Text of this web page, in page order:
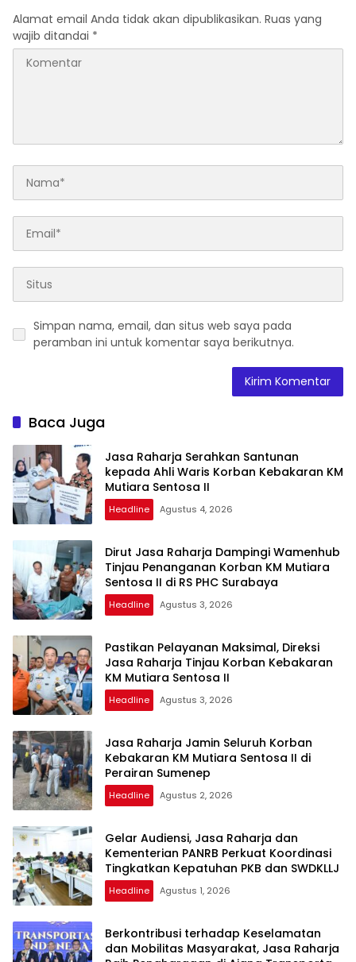
Awards 2026
Alamat email Anda tidak akan dipublikasikan. Ruas yang
wajib ditandai *
Simpan nama, email, dan situs web saya pada
peramban ini untuk komentar saya berikutnya.
Baca Juga
Jasa Raharja Serahkan Santunan
kepada Ahli Waris Korban Kebakaran KM
Mutiara Sentosa II
Headline Agustus 4, 2026
Dirut Jasa Raharja Dampingi Wamenhub
Tinjau Penanganan Korban KM Mutiara
Sentosa II di RS PHC Surabaya
Headline Agustus 3, 2026
Pastikan Pelayanan Maksimal, Direksi
Jasa Raharja Tinjau Korban Kebakaran
KM Mutiara Sentosa II
Headline Agustus 3, 2026
Jasa Raharja Jamin Seluruh Korban
Kebakaran KM Mutiara Sentosa II di
Perairan Sumenep
Headline Agustus 2, 2026
Gelar Audiensi, Jasa Raharja dan
Kementerian PANRB Perkuat Koordinasi
Tingkatkan Kepatuhan PKB dan SWDKLLJ
Headline Agustus 1, 2026
Berkontribusi terhadap Keselamatan
dan Mobilitas Masyarakat, Jasa Raharja